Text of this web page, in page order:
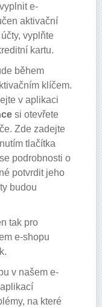
e-
aktivační
vyplňte
kartu.
během
klíčem.
v aplikaci
si otevřete
Zde zadejte
tlačítka
podrobnosti o
potvrdit jeho
budou
tak pro
e-shopu
v našem e-
na které